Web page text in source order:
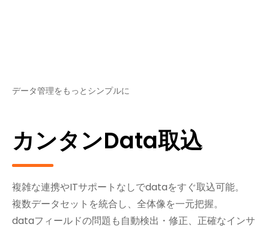
データ管理をもっとシンプルに
カンタンdata取込
複雑な連携やITサポートなしでdataをすぐ取込可能。
複数データセットを統合し、全体像を一元把握。
dataフィールドの問題も自動検出・修正、正確なインサ